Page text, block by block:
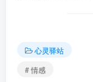
心灵驿站
# 情感